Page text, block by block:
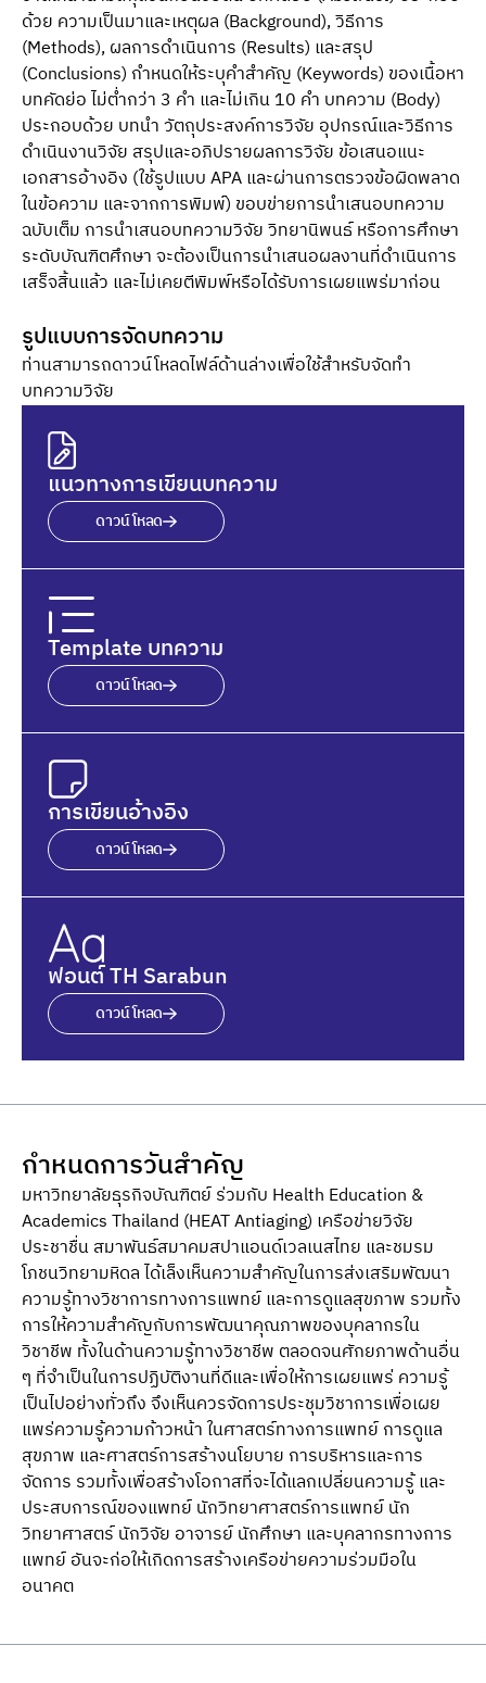
ด้วย ความเป็นมาและเหตุผล (Background), วิธีการ
(Methods), ผลการดำเนินการ (Results) และสรุป
(Conclusions) กำหนดให้ระบุคำสำคัญ (Keywords) ของเนื้อหา
บทคัดย่อ ไม่ต่ำกว่า 3 คำ และไม่เกิน 10 คำ บทความ (Body)
ประกอบด้วย บทนำ วัตถุประสงค์การวิจัย อุปกรณ์และวิธีการ
ดำเนินงานวิจัย สรุปและอภิปรายผลการวิจัย ข้อเสนอแนะ
เอกสารอ้างอิง (ใช้รูปแบบ APA และผ่านการตรวจข้อผิดพลาด
ในข้อความ และจากการพิมพ์) ขอบข่ายการนำเสนอบทความ
ฉบับเต็ม การนำเสนอบทความวิจัย วิทยานิพนธ์ หรือการศึกษา
ระดับบัณฑิตศึกษา จะต้องเป็นการนำเสนอผลงานที่ดำเนินการ
เสร็จสิ้นแล้ว และไม่เคยตีพิมพ์หรือได้รับการเผยแพร่มาก่อน
รูปแบบการจัดบทความ
ท่านสามารถดาวน์โหลดไฟล์ด้านล่างเพื่อใช้สำหรับจัดทำ
บทความวิจัย
แนวทางการเขียนบทความ
ดาวน์โหลด
Template บทความ
ดาวน์โหลด
การเขียนอ้างอิง
ดาวน์โหลด
ฟอนต์ TH Sarabun
ดาวน์โหลด
กำหนดการวันสำคัญ
มหาวิทยาลัยธุรกิจบัณฑิตย์ ร่วมกับ Health Education &
Academics Thailand (HEAT Antiaging) เครือข่ายวิจัย
ประชาชื่น สมาพันธ์สมาคมสปาแอนด์เวลเนสไทย และชมรม
โภชนวิทยามหิดล ได้เล็งเห็นความสําคัญในการส่งเสริมพัฒนา
ความรู้ทางวิชาการทางการแพทย์ และการดูแลสุขภาพ รวมทั้ง
การให้ความสําคัญกับการพัฒนาคุณภาพของบุคลากรใน
วิชาชีพ ทั้งในด้านความรู้ทางวิชาชีพ ตลอดจนศักยภาพด้านอื่น
ๆ ที่จําเป็นในการปฏิบัติงานที่ดีและเพื่อให้การเผยแพร่ ความรู้
เป็นไปอย่างทั่วถึง จึงเห็นควรจัดการประชุมวิชาการเพื่อเผย
แพร่ความรู้ความก้าวหน้า ในศาสตร์ทางการแพทย์ การดูแล
สุขภาพ และศาสตร์การสร้างนโยบาย การบริหารและการ
จัดการ รวมทั้งเพื่อสร้างโอกาสที่จะได้แลกเปลี่ยนความรู้ และ
ประสบการณ์ของแพทย์ นักวิทยาศาสตร์การแพทย์ นัก
วิทยาศาสตร์ นักวิจัย อาจารย์ นักศึกษา และบุคลากรทางการ
แพทย์ อันจะก่อให้เกิดการสร้างเครือข่ายความร่วมมือใน
อนาคต